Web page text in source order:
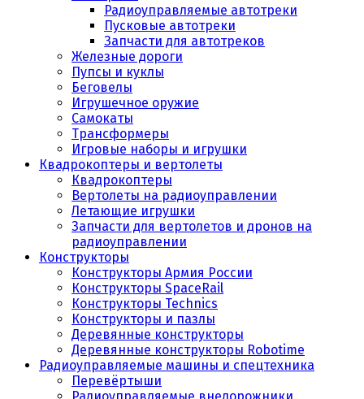
Радиоуправляемые автотреки
Пусковые автотреки
Запчасти для автотреков
Железные дороги
Пупсы и куклы
Беговелы
Игрушечное оружие
Самокаты
Трансформеры
Игровые наборы и игрушки
Квадрокоптеры и вертолеты
Квадрокоптеры
Вертолеты на радиоуправлении
Летающие игрушки
Запчасти для вертолетов и дронов на
радиоуправлении
Конструкторы
Конструкторы Армия России
Конструкторы SpaceRail
Конструкторы Technics
Конструкторы и пазлы
Деревянные конструкторы
Деревянные конструкторы Robotime
Радиоуправляемые машины и спецтехника
Перевёртыши